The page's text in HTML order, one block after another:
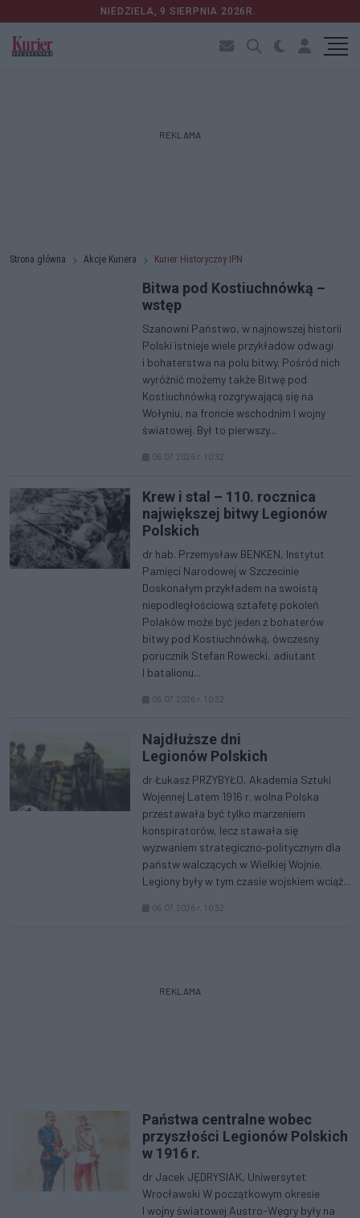
NIEDZIELA, 9 SIERPNIA 2026R.
REKLAMA
Strona główna Akcje Kuriera Kurier Historyczny IPN
Bitwa pod Kostiuchnówką –
wstęp
Szanowni Państwo, w najnowszej historii
Polski istnieje wiele przykładów odwagi
i bohaterstwa na polu bitwy. Pośród nich
wyróżnić możemy także Bitwę pod
Kostiuchnówką rozgrywającą się na
Wołyniu, na froncie wschodnim I wojny
światowej. Był to pierwszy...
06.07.2026 r. 10:32
Krew i stal – 110. rocznica
największej bitwy Legionów
Polskich
dr hab. Przemysław BENKEN, Instytut
Pamięci Narodowej w Szczecinie
Doskonałym przykładem na swoistą
niepodległościową sztafetę pokoleń
Polaków może być jeden z bohaterów
bitwy pod Kostiuchnówką, ówczesny
porucznik Stefan Rowecki, adiutant
I batalionu...
06.07.2026 r. 10:32
Najdłuższe dni
Legionów Polskich
dr Łukasz PRZYBYŁO, Akademia Sztuki
Wojennej Latem 1916 r. wolna Polska
przestawała być tylko marzeniem
konspiratorów, lecz stawała się
wyzwaniem strategiczno‑politycznym dla
państw walczących w Wielkiej Wojnie.
Legiony były w tym czasie wojskiem wciąż...
06.07.2026 r. 10:32
REKLAMA
Państwa centralne wobec
przyszłości Legionów Polskich
w 1916 r.
dr Jacek JĘDRYSIAK, Uniwersytet
Wrocławski W początkowym okresie
I wojny światowej Austro-Węgry były na